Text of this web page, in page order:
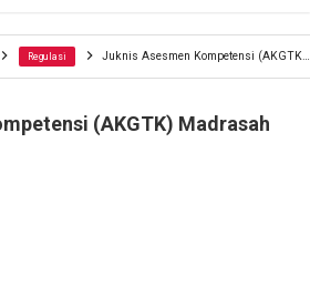
Regulasi Juknis Asesmen Kompetensi (AKGTK) Madrasah Tahun 2024
(AKGTK) Madrasah